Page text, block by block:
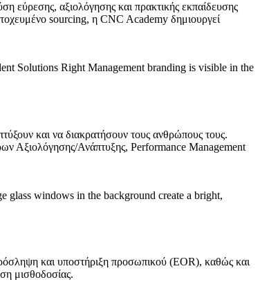
αξιολόγησης και πρακτικής εκπαίδευσης
sourcing, η CNC Academy δημιουργεί
και να διακρατήσουν τους ανθρώπους τους.
Αξιολόγησης/Ανάπτυξης, Performance Management
και υποστήριξη προσωπικού (EOR), καθώς και
μισθοδοσίας.